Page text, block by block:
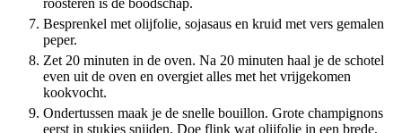
Besprenkel met olijfolie, sojasaus en kruid met vers gemalen
peper.
Zet 20 minuten in de oven. Na 20 minuten haal je de schotel
even uit de oven en overgiet alles met het vrijgekomen
kookvocht.
Ondertussen maak je de snelle bouillon. Grote champignons
eerst in stukjes snijden. Doe flink wat olijfolie in een brede,